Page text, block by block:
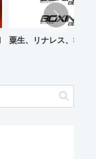
粟生、リナレス、亀海